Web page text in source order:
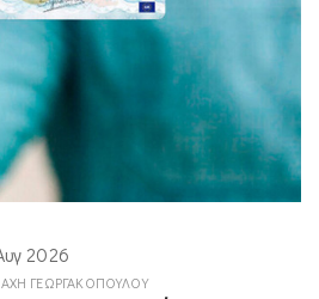
2026
ΓΕΩΡΓΑΚΟΠΟΎΛΟΥ